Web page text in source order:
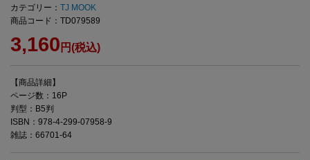
カテゴリー： TJ MOOK
商品コード：TD079589
3,160 円(税込)
【商品詳細】
ページ数：16P
判型：B5判
ISBN：978-4-299-07958-9
雑誌：66701-64